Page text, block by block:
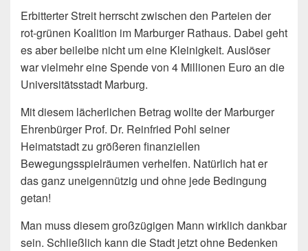
Erbitterter Streit herrscht zwischen den Parteien der
rot-grünen Koalition im Marburger Rathaus. Dabei geht
es aber beileibe nicht um eine Kleinigkeit. Auslöser
war vielmehr eine Spende von 4 Millionen Euro an die
Universitätsstadt Marburg.
Mit diesem lächerlichen Betrag wollte der Marburger
Ehrenbürger Prof. Dr. Reinfried Pohl seiner
Heimatstadt zu größeren finanziellen
Bewegungsspielräumen verhelfen. Natürlich hat er
das ganz uneigennützig und ohne jede Bedingung
getan!
Man muss diesem großzügigen Mann wirklich dankbar
sein. Schließlich kann die Stadt jetzt ohne Bedenken